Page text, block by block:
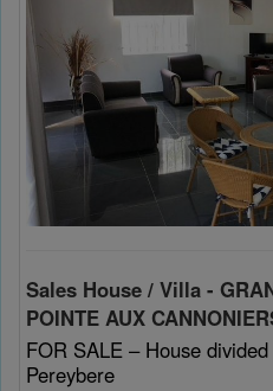
Sales House / Villa -
POINTE AUX
FOR SALE – House
Pereybere